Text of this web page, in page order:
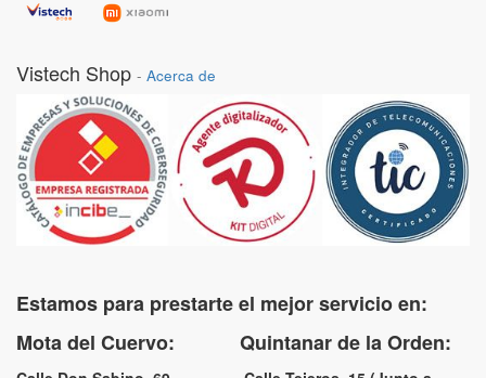
Vistech Shop - Acerca de
Estamos para prestarte el mejor servicio en:
Mota del Cuervo: Quintanar de la Orden: